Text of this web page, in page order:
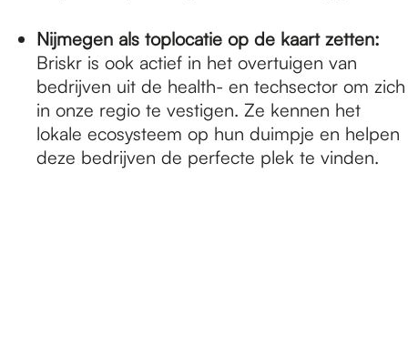
Nijmegen als toplocatie op de kaart zetten:
Briskr is ook actief in het overtuigen van
bedrijven uit de health- en techsector om zich
in onze regio te vestigen. Ze kennen het
lokale ecosysteem op hun duimpje en helpen
deze bedrijven de perfecte plek te vinden.